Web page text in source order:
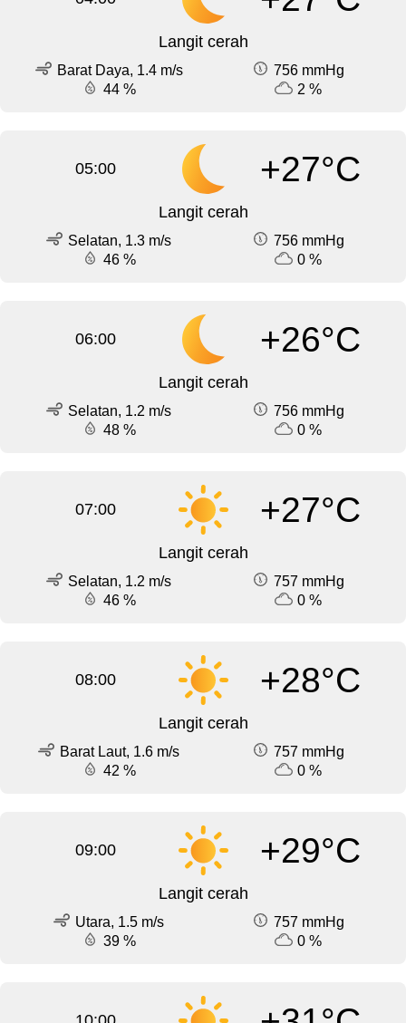
Langit cerah
Barat Daya, 1.4 m/s
756 mmHg
44 %
2 %
05:00 +27°C
Langit cerah
Selatan, 1.3 m/s
756 mmHg
46 %
0 %
06:00 +26°C
Langit cerah
Selatan, 1.2 m/s
756 mmHg
48 %
0 %
07:00 +27°C
Langit cerah
Selatan, 1.2 m/s
757 mmHg
46 %
0 %
08:00 +28°C
Langit cerah
Barat Laut, 1.6 m/s
757 mmHg
42 %
0 %
09:00 +29°C
Langit cerah
Utara, 1.5 m/s
757 mmHg
39 %
0 %